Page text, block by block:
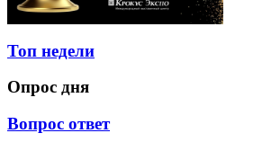
Топ недели
Опрос дня
Вопрос ответ